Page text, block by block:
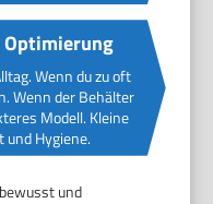
Wenn du zu oft
Wenn der Behälter
Modell. Kleine
Hygiene.
und